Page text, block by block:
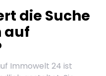
die Suche
auf
Immowelt 24 ist